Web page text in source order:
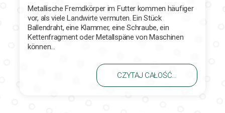
Metallische Fremdkörper im Futter kommen häufiger
vor, als viele Landwirte vermuten. Ein Stück
Ballendraht, eine Klammer, eine Schraube, ein
Kettenfragment oder Metallspäne von Maschinen
können…
CZYTAJ CAŁOŚĆ…